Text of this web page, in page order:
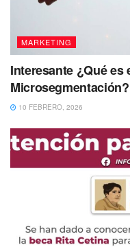
MARKETING
Interesante ¿Qué
Microsegmentación?
10 FEBRERO, 2026